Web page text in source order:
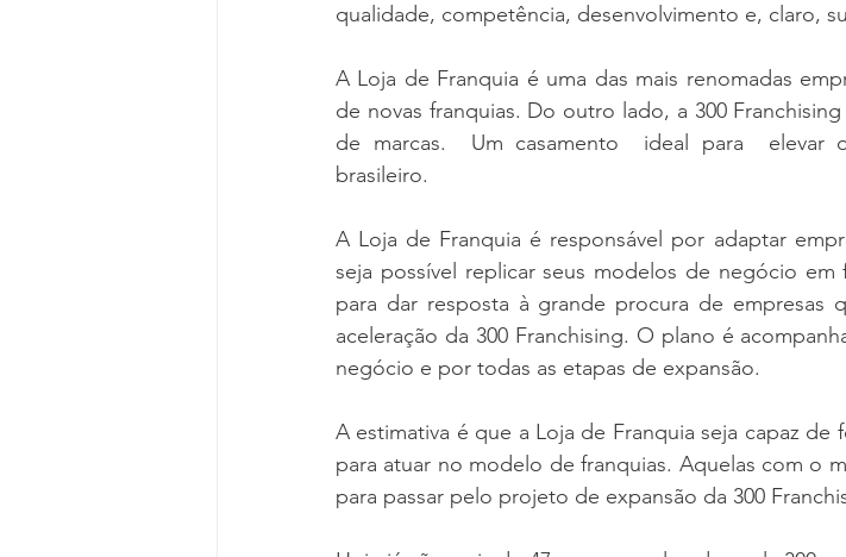
qualidade, competência, desenvolvimento e, claro,
A Loja de Franquia é uma das mais renomadas
de novas franquias. Do outro lado, a 300
de marcas.  Um casamento  ideal para  elevar
brasileiro.
A Loja de Franquia é responsável por adaptar
seja possível replicar seus modelos de negócio em
para dar resposta à grande procura de empresas
aceleração da 300 Franchising. O plano é
negócio e por todas as etapas de expansão.
A estimativa é que a Loja de Franquia seja capaz de
para atuar no modelo de franquias. Aquelas com o
para passar pelo projeto de expansão da 300